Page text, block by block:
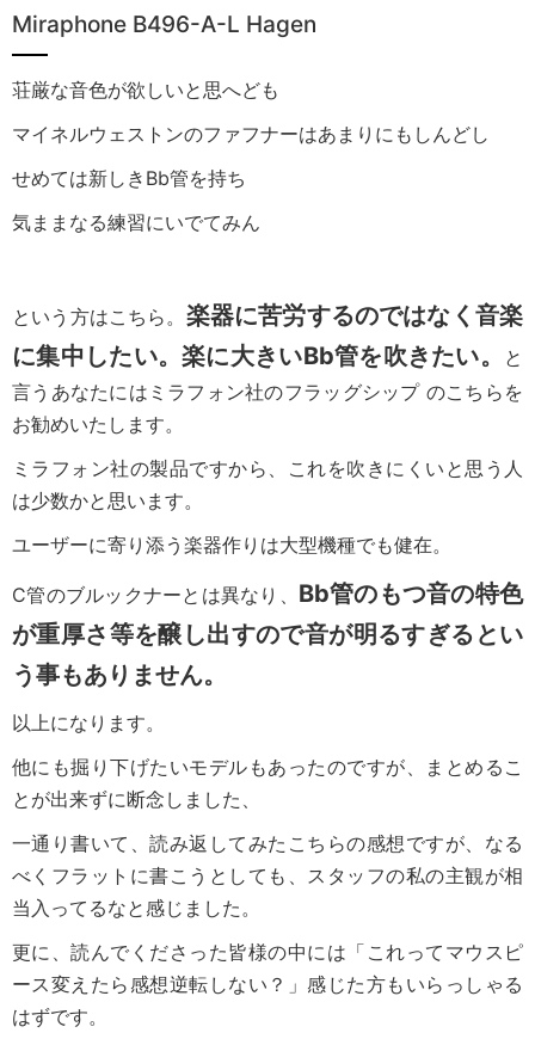
Miraphone B496-A-L Hagen
荘厳な音色が欲しいと思へども
マイネルウェストンのファフナーはあまりにもしんどし
せめては新しきBb管を持ち
気ままなる練習にいでてみん
という方はこちら。 楽器に苦労するのではなく音楽
に集中したい。楽に大きいBb管を吹きたい。
と
言うあなたにはミラフォン社のフラッグシップ のこちらを
お勧めいたします。
ミラフォン社の製品ですから、これを吹きにくいと思う人
は少数かと思います。
ユーザーに寄り添う楽器作りは大型機種でも健在。
C管のブルックナーとは異なり、 Bb管のもつ音の特色
が重厚さ等を醸し出すので音が明るすぎるとい
う事もありません。
以上になります。
他にも掘り下げたいモデルもあったのですが、まとめるこ
とが出来ずに断念しました、
一通り書いて、読み返してみたこちらの感想ですが、なる
べくフラットに書こうとしても、スタッフの私の主観が相
当入ってるなと感じました。
更に、読んでくださった皆様の中には「これってマウスピ
ース変えたら感想逆転しない？」感じた方もいらっしゃる
はずです。